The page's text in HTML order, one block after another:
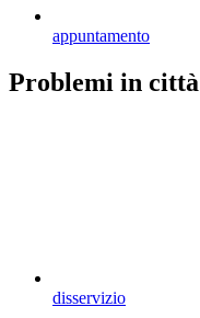
appuntamento
Problemi in città
disservizio